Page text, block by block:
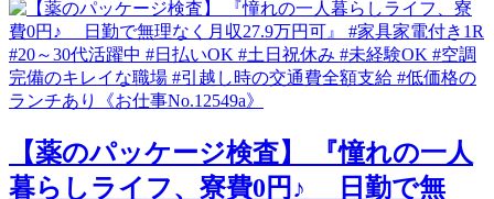
【薬のパッケージ検査】 『憧れの一人
暮らしライフ、寮費0円♪ 日勤で無